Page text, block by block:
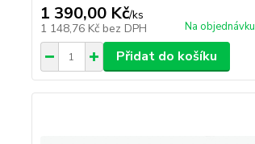
1 390,00 Kč/ks
1 148,76 Kč bez DPH Na objednávku
Přidat do košíku